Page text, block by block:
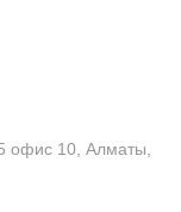
офис 10, Алматы,